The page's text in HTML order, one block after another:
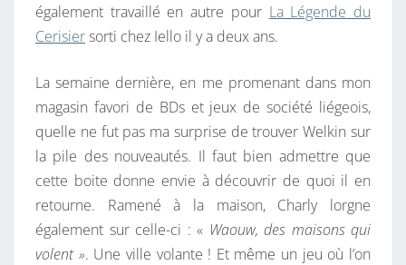
également travaillé en autre pour La Légende du
Cerisiersorti chez Iello il y a deux ans.
La semaine dernière, en me promenant dans mon
magasin favori de BDs et jeux de société liégeois,
quelle ne fut pas ma surprise de trouver Welkin sur
la pile des nouveautés. Il faut bien admettre que
cette boite donne envie à découvrir de quoi il en
retourne. Ramené à la maison, Charly lorgne
également sur celle-ci : « Waouw, des maisons qui
volent ». Une ville volante ! Et même un jeu où l’on